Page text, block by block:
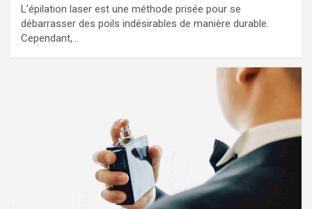
L’épilation laser est une méthode prisée pour se
débarrasser des poils indésirables de manière durable.
Cependant,…